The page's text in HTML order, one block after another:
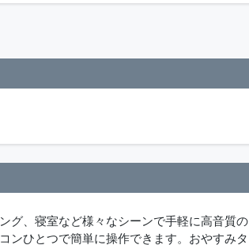
グ、寝室など様々なシーンで手軽に高音質の
ンひとつで簡単に操作できます。おやすみタ